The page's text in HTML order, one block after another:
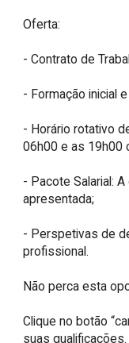
Oferta:
- Contrato de
- Formação inicial
- Horário rotativo
06h00 e as 19h00
- Pacote Salarial:
apresentada;
- Perspetivas de
profissional.
Não perca esta
Clique no botão
suas qualificações.